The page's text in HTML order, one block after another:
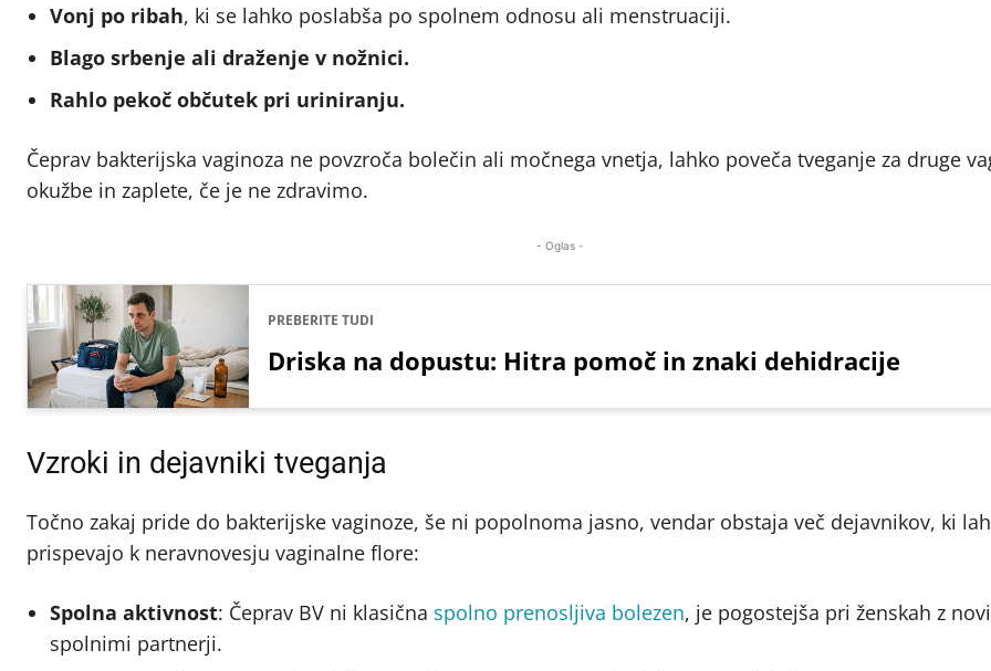
Vonj po ribah, ki se lahko poslabša po spolnem odnosu ali menstruaciji.
Blago srbenje ali draženje v nožnici.
Rahlo pekoč občutek pri uriniranju.
Čeprav bakterijska vaginoza ne povzroča bolečin ali močnega vnetja, lahko poveča tveganje za druge
okužbe in zaplete, če je ne zdravimo.
- Oglas -
PREBERITE TUDI
Driska na dopustu: Hitra pomoč in znaki dehidracije
Vzroki in dejavniki tveganja
Točno zakaj pride do bakterijske vaginoze, še ni popolnoma jasno, vendar obstaja več dejavnikov, ki
prispevajo k neravnovesju vaginalne flore:
Spolna aktivnost: Čeprav BV ni klasična spolno prenosljiva bolezen, je pogostejša pri ženskah z
spolnimi partnerji.